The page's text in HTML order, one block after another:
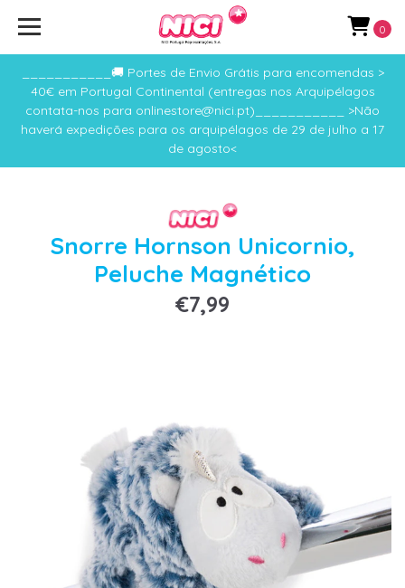
___________🚚 Portes de Envio Grátis para encomendas >
40€ em Portugal Continental (entregas nos Arquipélagos
contata-nos para onlinestore@nici.pt)___________ >Não
haverá expedições para os arquipélagos de 29 de julho a 17
de agosto<
0
Snorre Hornson Unicornio,
Peluche Magnético
€7,99